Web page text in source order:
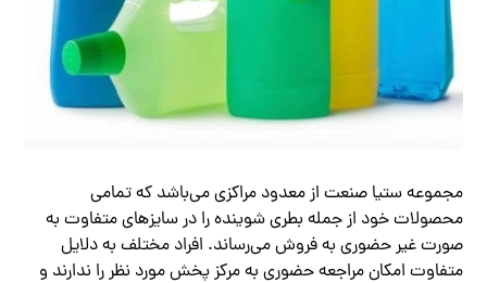
مجموعه ستیا صنعت از معدود مراکزی می‌باشد که تمامی
محصولات خود از جمله بطری شوینده را در سایزهای متفاوت به
صورت غیر حضوری به فروش می‌رساند. افراد مختلف به دلایل
متفاوت امکان مراجعه حضوری به مرکز پخش مورد نظر را ندارند و